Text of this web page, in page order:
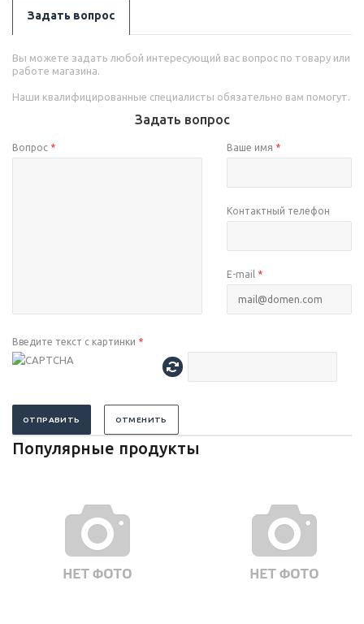
Задать вопрос
Вы можете задать любой интересующий вас вопрос по товару или
работе магазина.
Наши квалифицированные специалисты обязательно вам помогут.
Задать вопрос
Вопрос * Ваше имя *
Контактный телефон
E-mail *
Введите текст с картинки *
ОТПРАВИТЬ ОТМЕНИТЬ
Популярные продукты